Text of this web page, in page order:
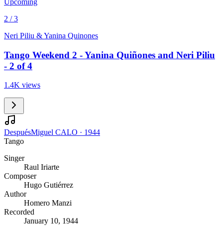
Upcoming
2 / 3
Neri Piliu & Yanina Quinones
Tango Weekend 2 - Yanina Quiñones and Neri Piliu
- 2 of 4
1.4K views
DespuésMiguel CALO · 1944
Tango
Singer
Raul Iriarte
Composer
Hugo Gutiérrez
Author
Homero Manzi
Recorded
January 10, 1944